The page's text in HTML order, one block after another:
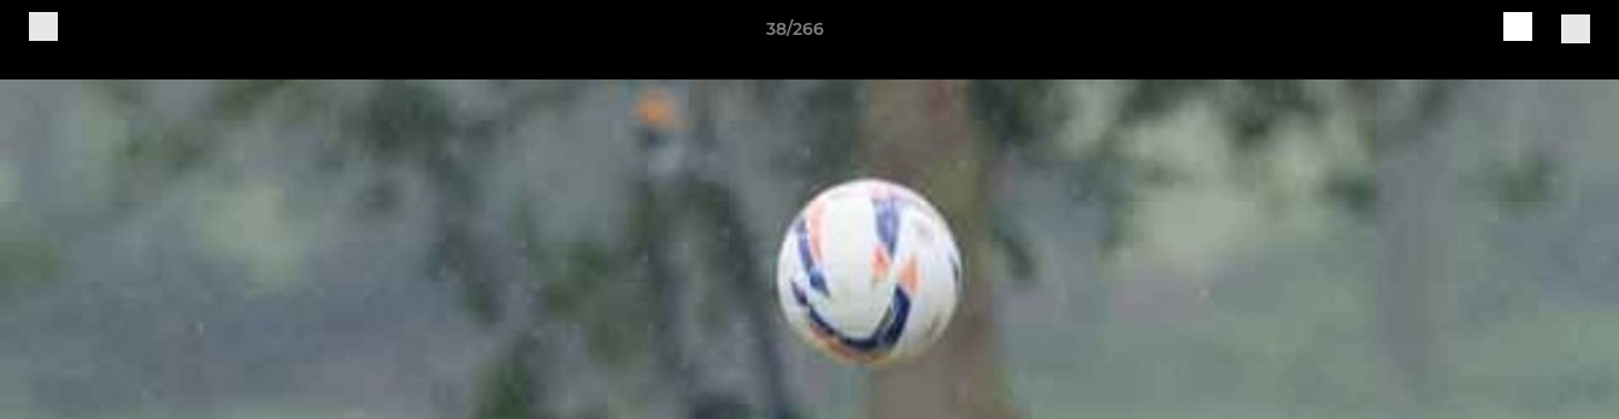
38/266